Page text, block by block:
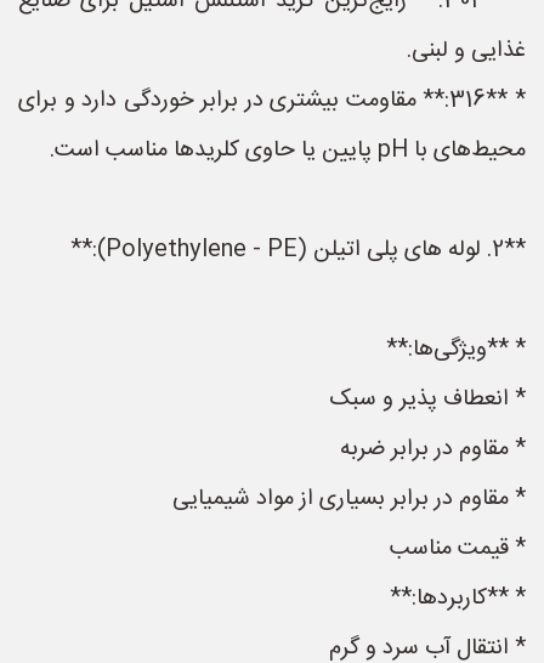
غذایی و لبنی.
* **316:** مقاومت بیشتری در برابر خوردگی دارد و برای
محیط‌های با pH پایین یا حاوی کلریدها مناسب است.
**2. لوله های پلی اتیلن (Polyethylene - PE):**
* **ویژگی‌ها:**
* انعطاف پذیر و سبک
* مقاوم در برابر ضربه
* مقاوم در برابر بسیاری از مواد شیمیایی
* قیمت مناسب
* **کاربردها:**
* انتقال آب سرد و گرم